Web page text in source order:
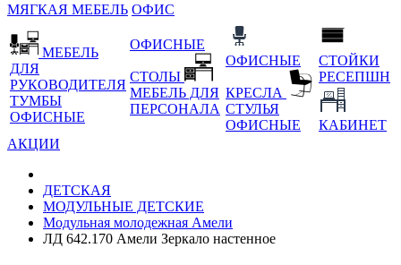
МЯГКАЯ МЕБЕЛЬ ОФИС
МЕБЕЛЬ
ДЛЯ
РУКОВОДИТЕЛЯ
ТУМБЫ
ОФИСНЫЕ
ОФИСНЫЕ
СТОЛЫ
МЕБЕЛЬ ДЛЯ
ПЕРСОНАЛА
ОФИСНЫЕ
КРЕСЛА
СТУЛЬЯ
ОФИСНЫЕ
СТОЙКИ
РЕСЕПШН
КАБИНЕТ
АКЦИИ
ДЕТСКАЯ
МОДУЛЬНЫЕ ДЕТСКИЕ
Модульная молодежная Амели
ЛД 642.170 Амели Зеркало настенное